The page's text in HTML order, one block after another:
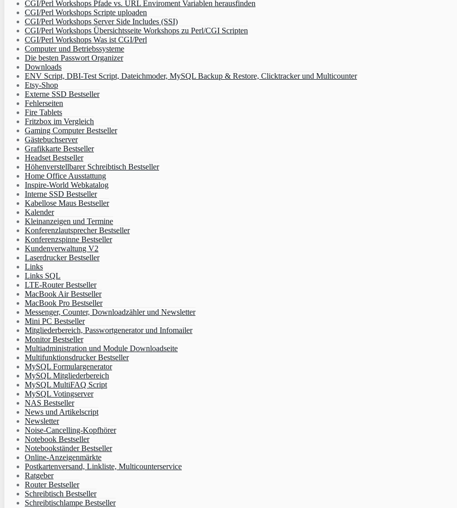
CGI/Perl Workshops Pfade vs. URL Enviroment Variablen herausfinden
CGI/Perl Workshops Scripte uploaden
CGI/Perl Workshops Server Side Includes (SSI)
CGI/Perl Workshops Übersichtsseite Workshops zu Perl/CGI Scripten
CGI/Perl Workshops Was ist CGI/Perl
Computer und Betriebssysteme
Die besten Passwort Organizer
Downloads
ENV Script, DBI-Test Script, Dateichmoder, MySQL Backup & Restore, Clicktracker und Multicounter
Etsy-Shop
Externe SSD Bestseller
Fehlerseiten
Fire Tablets
Fritzbox im Vergleich
Gaming Computer Bestseller
Gästebuchserver
Grafikkarte Bestseller
Headset Bestseller
Höhenverstellbarer Schreibtisch Bestseller
Home Office Ausstattung
Inspire-World Webkatalog
Interne SSD Bestseller
Kabellose Maus Bestseller
Kalender
Kleinanzeigen und Termine
Konferenzlautsprecher Bestseller
Konferenzspinne Bestseller
Kundenverwaltung V2
Laserdrucker Bestseller
Links
Links SQL
LTE-Router Bestseller
MacBook Air Bestseller
MacBook Pro Bestseller
Messenger, Counter, Downloadzähler und Newsletter
Mini PC Bestseller
Mitgliederbereich, Passwortgenerator und Infomailer
Monitor Bestseller
Multiadministration und Module Downloadseite
Multifunktionsdrucker Bestseller
MySQL Formulargenerator
MySQL Mitgliederbereich
MySQL MultiFAQ Script
MySQL Votingserver
NAS Bestseller
News und Artikelscript
Newsletter
Noise-Cancelling-Kopfhörer
Notebook Bestseller
Notebookständer Bestseller
Online-Anzeigenmärkte
Postkartenversand, Linkliste, Multicounterservice
Ratgeber
Router Bestseller
Schreibtisch Bestseller
Schreibtischlampe Bestseller